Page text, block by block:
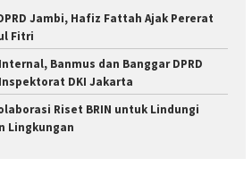
Jambi, Hafiz Fattah Ajak Pererat
Fitri
Banmus dan Banggar DPRD
DKI Jakarta
Riset BRIN untuk Lindungi
Lingkungan